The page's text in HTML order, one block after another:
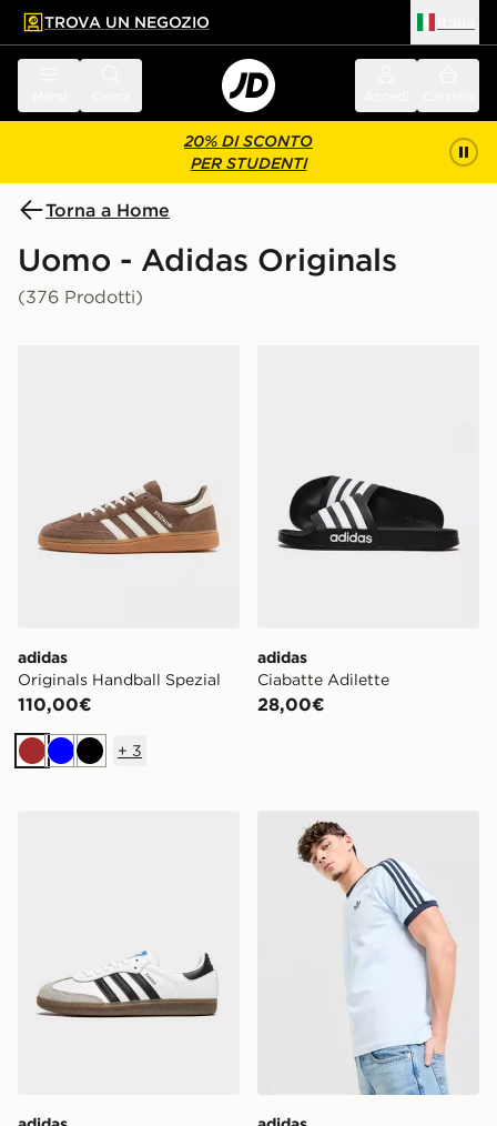
principale
a fondo pagina
TROVA UN NEGOZIO
20% DI SCONTO
PER STUDENTI
Torna a Home
Uomo - Adidas Originals
(376 Prodotti)
adidas
Originals Handball Spezial
110,00€
Marrone
BluNero
+ 3
adidas
Ciabatte Adilette
28,00€
adidas Originals Maglia Cali